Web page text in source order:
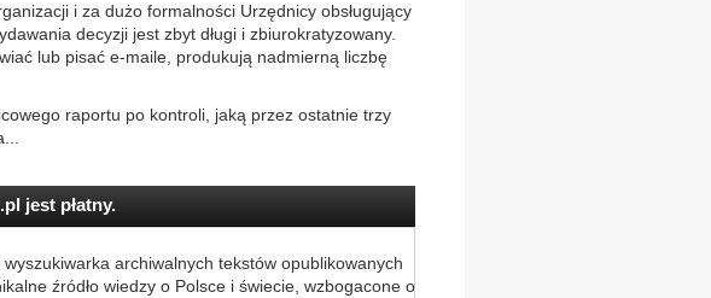
i za dużo formalności Urzędnicy obsługujący
decyzji jest zbyt długi i zbiurokratyzowany.
lub pisać e-maile, produkują nadmierną liczbę
raportu po kontroli, jaką przez ostatnie trzy
jest płatny.
archiwalnych tekstów opublikowanych
źródło wiedzy o Polsce i świecie, wzbogacone o